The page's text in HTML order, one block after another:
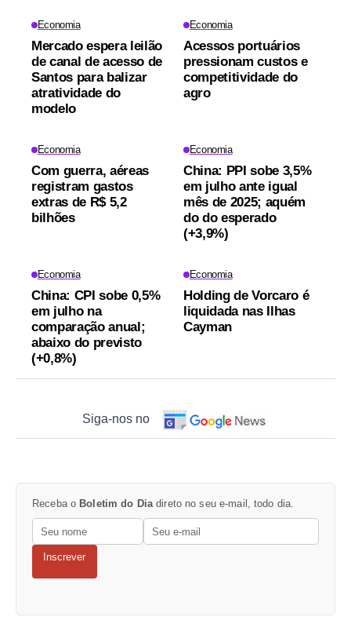
Economia
Mercado espera leilão
de canal de acesso de
Santos para balizar
atratividade do
modelo
Economia
Acessos portuários
pressionam custos e
competitividade do
agro
Economia
Com guerra, aéreas
registram gastos
extras de R$ 5,2
bilhões
Economia
China: PPI sobe 3,5%
em julho ante igual
mês de 2025; aquém
do do esperado
(+3,9%)
Economia
China: CPI sobe 0,5%
em julho na
comparação anual;
abaixo do previsto
(+0,8%)
Economia
Holding de Vorcaro é
liquidada nas Ilhas
Cayman
Siga-nos no
Receba o Boletim do Dia direto no seu e-mail, todo dia.
Inscrever